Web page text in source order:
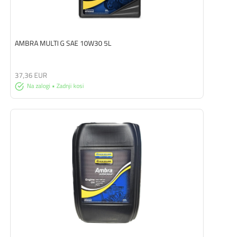
AMBRA MULTI G SAE 10W30 5L
Na zalogi • Zadnji kosi
37,36 EUR